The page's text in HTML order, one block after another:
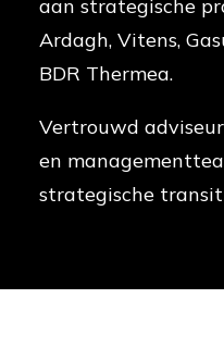
aan strategische
Ardagh, Vitens,
BDR Thermea.
Vertrouwd
en
strategische